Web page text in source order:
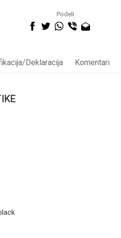
Podeli
Deklaracija Komentari